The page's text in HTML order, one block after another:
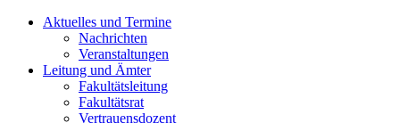
Aktuelles und Termine
Nachrichten
Veranstaltungen
Leitung und Ämter
Fakultätsleitung
Fakultätsrat
Vertrauensdozent